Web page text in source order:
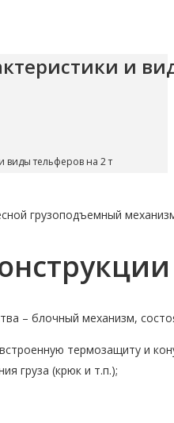
и
виды тельферов на 2 т
грузоподъемный
– блочный механизм,
термозащиту и
груза (крюк и т.п.);